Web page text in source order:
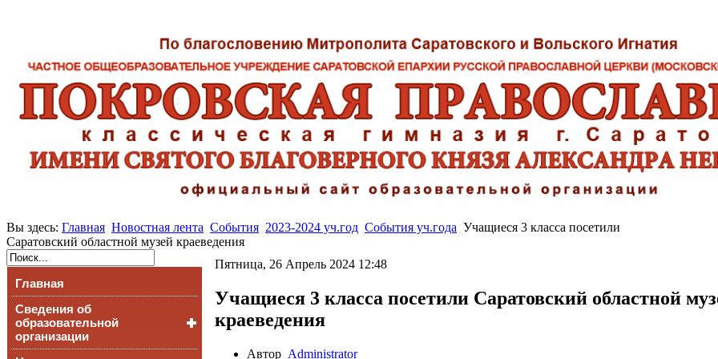
Вы здесь: Главная Новостная лента События 2023-2024 уч.год События уч.года Учащиеся 3 класса посетили
Саратовский областной музей краеведения
Главная
Сведения об
образовательной
организации
Пятница, 26 Апрель 2024 12:48
Учащиеся 3 класса посетили Саратовский областной
краеведения
Автор Administrator